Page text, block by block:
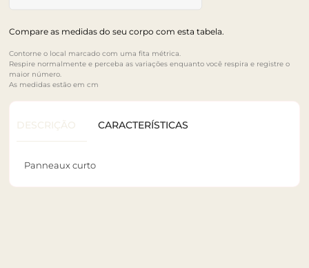
Compare as medidas do seu corpo com esta tabela.
Contorne o local marcado com uma fita métrica.
Respire normalmente e perceba as variações enquanto você respira e registre o
maior número.
As medidas estão em cm
DESCRIÇÃO CARACTERÍSTICAS
Panneaux curto